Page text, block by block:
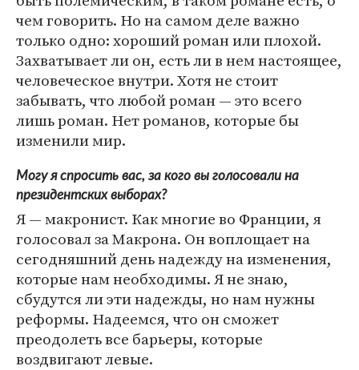
чем говорить. Но на самом деле важно
только одно: хороший роман или плохой.
Захватывает ли он, есть ли в нем настоящее,
человеческое внутри. Хотя не стоит
забывать, что любой роман — это всего
лишь роман. Нет романов, которые бы
изменили мир.
Могу я спросить вас, за кого вы голосовали на
президентских выборах?
Я — макронист. Как многие во Франции, я
голосовал за Макрона. Он воплощает на
сегодняшний день надежду на изменения,
которые нам необходимы. Я не знаю,
сбудутся ли эти надежды, но нам нужны
реформы. Надеемся, что он сможет
преодолеть все барьеры, которые
воздвигают левые.